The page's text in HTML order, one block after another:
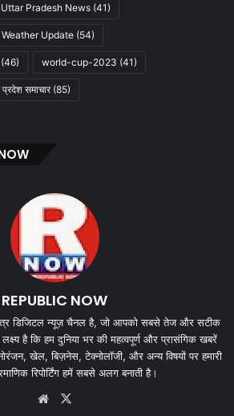
Uttar Pradesh News (41)
Weather Update (54)
(46) world-cup-2023 (41)
प्रदेश समाचार(85)
REPUBLIC NOW
डिजिटल न्यूज़ चैनल है, जो आपको सबसे तेज और सटीक
है कि हम दुनिया भर की महत्वपूर्ण और प्रासंगिक खबरें
खेल, बिज़नेस, टेक्नोलॉजी, और अन्य विषयों पर हमारी
रिपोर्टिंग हमें सबसे अलग बनाती है।
Website